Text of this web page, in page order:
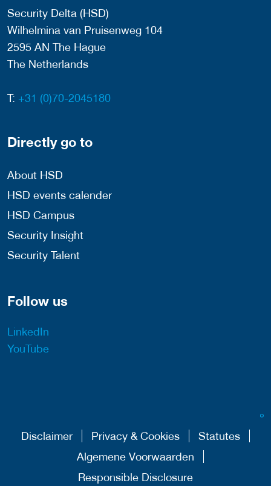
Security Delta (HSD)
Wilhelmina van Pruisenweg 104
2595 AN The Hague
The Netherlands
T: +31 (0)70-2045180
Directly go to
About HSD
HSD events calender
HSD Campus
Security Insight
Security Talent
Follow us
LinkedIn
YouTube
Disclaimer Privacy & Cookies
Statutes
Algemene Voorwaarden
Responsible Disclosure